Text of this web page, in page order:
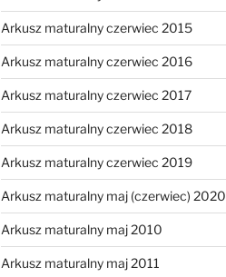
Arkusz maturalny czerwiec 2015
Arkusz maturalny czerwiec 2016
Arkusz maturalny czerwiec 2017
Arkusz maturalny czerwiec 2018
Arkusz maturalny czerwiec 2019
Arkusz maturalny maj (czerwiec) 2020
Arkusz maturalny maj 2010
Arkusz maturalny maj 2011